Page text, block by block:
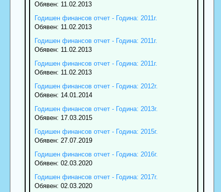
Обявен: 11.02.2013
Годишен финансов отчет - Година: 2011г.
Обявен: 11.02.2013
Годишен финансов отчет - Година: 2011г.
Обявен: 11.02.2013
Годишен финансов отчет - Година: 2011г.
Обявен: 11.02.2013
Годишен финансов отчет - Година: 2012г.
Обявен: 14.01.2014
Годишен финансов отчет - Година: 2013г.
Обявен: 17.03.2015
Годишен финансов отчет - Година: 2015г.
Обявен: 27.07.2019
Годишен финансов отчет - Година: 2016г.
Обявен: 02.03.2020
Годишен финансов отчет - Година: 2017г.
Обявен: 02.03.2020